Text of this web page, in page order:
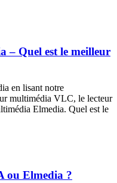
– Quel est le meilleur
en lisant notre
multimédia VLC, le lecteur
Elmedia. Quel est le
ou Elmedia ?